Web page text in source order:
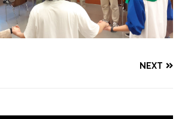
NEXT